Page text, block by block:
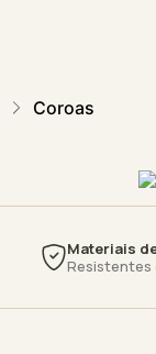
Coroas
Materiais
Resistentes